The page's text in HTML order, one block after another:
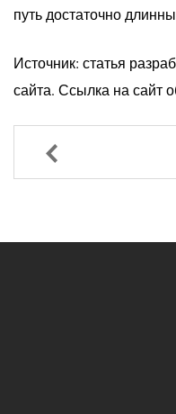
путь достаточно
Источник: статья
сайта. Ссылка на сайт
Назад